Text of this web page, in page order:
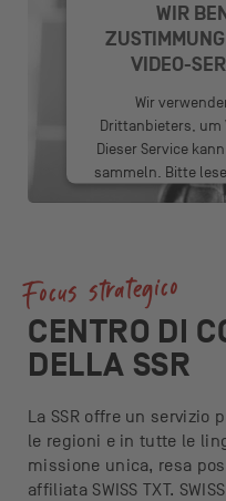
WIR
VIDEO-
Wir
Drittanbieters, um
Dieser Service
sammeln. Bitte
stimmen Sie der
powered by
Focus strategico
CENTRO DI
DELLA SSR
La SSR offre un
le regioni e in tutte le
missione unica, resa
affiliata SWISS TXT.